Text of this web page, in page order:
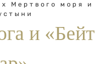
Мертвого моря и
и «Бейт